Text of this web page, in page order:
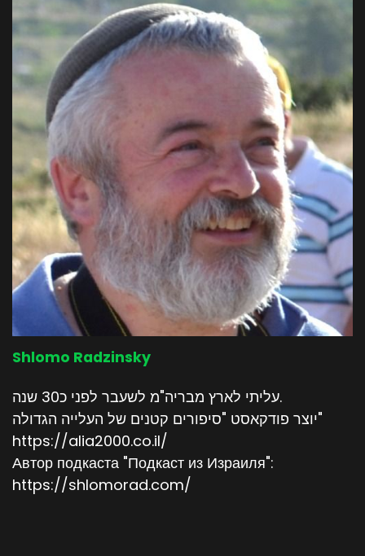
Shlomo Radzinsky
עליתי לארץ מבריה"מ לשעבר לפני כ30 שנה.
יוצר פודקאסט "סיפורים קטנים של העלייה הגדולה"
https://alia2000.co.il/
Автор подкаста "Подкаст из Израиля":
https://shlomorad.com/